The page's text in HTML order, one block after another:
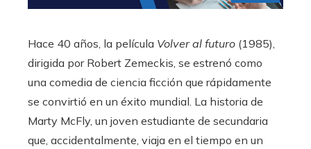
Hace 40 años, la película Volver al futuro (1985),
dirigida por Robert Zemeckis, se estrenó como
una comedia de ciencia ficción que rápidamente
se convirtió en un éxito mundial. La historia de
Marty McFly, un joven estudiante de secundaria
que, accidentalmente, viaja en el tiempo en un